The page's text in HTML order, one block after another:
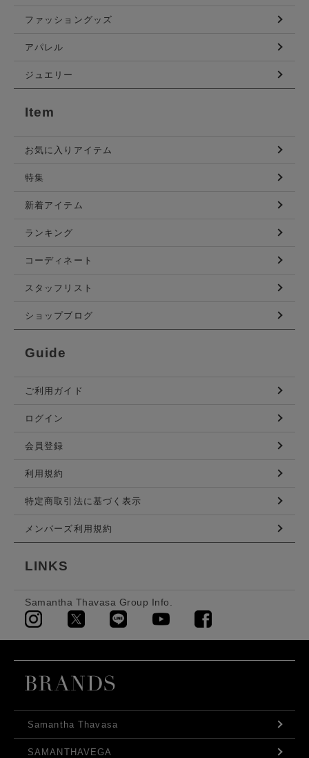
ファッショングッズ
アパレル
ジュエリー
Item
お気に入りアイテム
特集
新着アイテム
ランキング
コーディネート
スタッフリスト
ショップブログ
Guide
ご利用ガイド
ログイン
会員登録
利用規約
特定商取引法に基づく表示
メンバーズ利用規約
LINKS
Samantha Thavasa Group Info.
Samantha Thavasa
SAMANTHAVEGA